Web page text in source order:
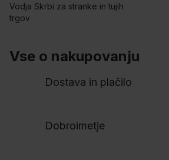
Vse o nakupovanju
Dostava in plačilo
Dobroimetje
Vodja Skrbi za stranke in tujih
trgov